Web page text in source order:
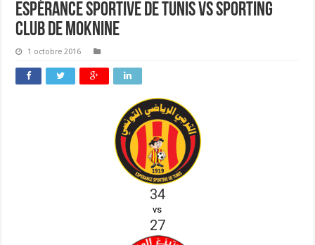
Espérance Sportive de Tunis vs Sporting
Club de Moknine
1 octobre 2016
34
vs
27